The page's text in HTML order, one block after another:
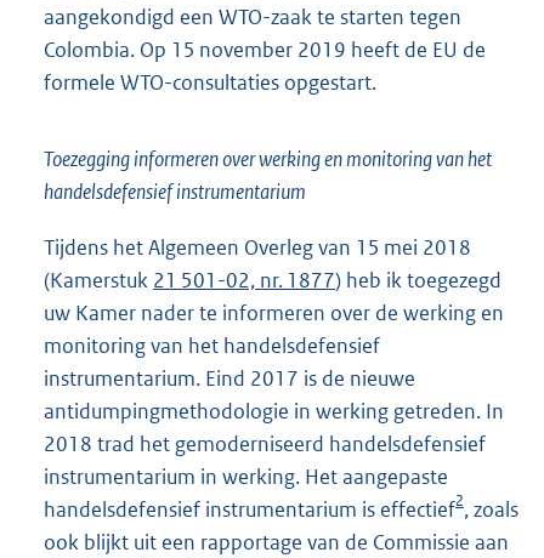
aangekondigd een WTO-zaak te starten tegen
Colombia. Op 15 november 2019 heeft de EU de
formele WTO-consultaties opgestart.
Toezegging informeren over werking en monitoring van het
handelsdefensief instrumentarium
Tijdens het Algemeen Overleg van 15 mei 2018
(Kamerstuk 21 501-02, nr. 1877) heb ik toegezegd
uw Kamer nader te informeren over de werking en
monitoring van het handelsdefensief
instrumentarium. Eind 2017 is de nieuwe
antidumpingmethodologie in werking getreden. In
2018 trad het gemoderniseerd handelsdefensief
instrumentarium in werking. Het aangepaste
handelsdefensief instrumentarium is effectief2, zoals
ook blijkt uit een rapportage van de Commissie aan